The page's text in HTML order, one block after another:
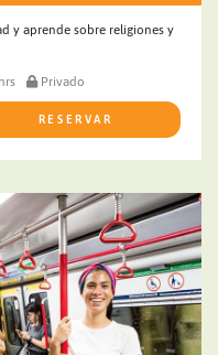
y aprende sobre religiones y
Privado
RESERVAR